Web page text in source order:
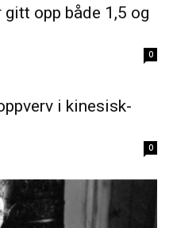
opp både 1,5 og
0
i kinesisk-
0